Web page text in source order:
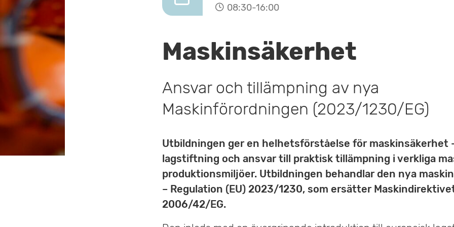
v
d
n
h
08:30-16:00
Maskinsäkerhet
Ansvar och tillämpning av nya
Maskinförordningen (2023/1230/EG)
Utbildningen ger en helhetsförståelse för maskinsäkerhet
lagstiftning och ansvar till praktisk tillämpning i verkliga
produktionsmiljöer. Utbildningen behandlar den nya
– Regulation (EU) 2023/1230, som ersätter
2006/42/EG.